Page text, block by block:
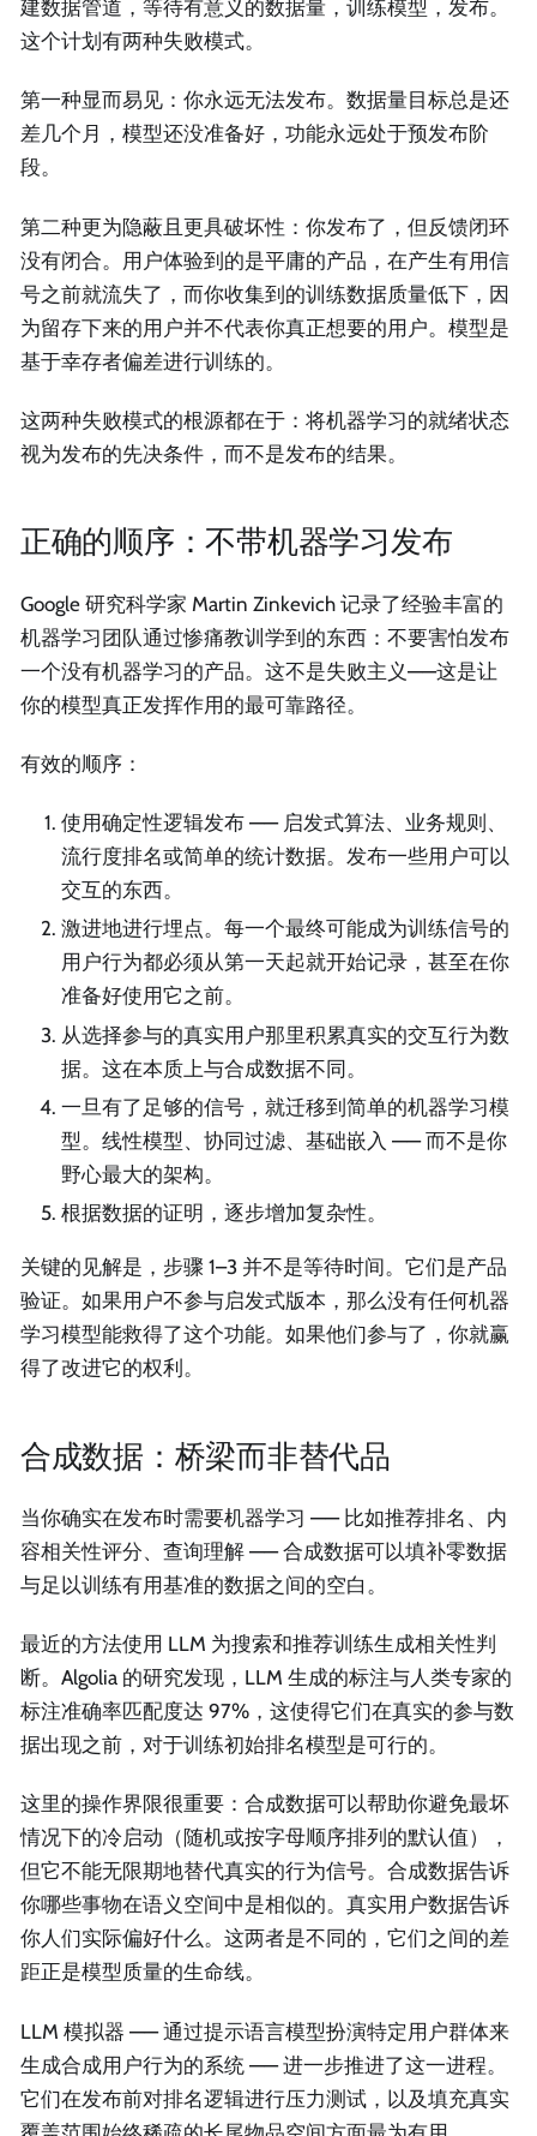
建数据管道，等待有意义的数据量，训练模型，发布。
这个计划有两种失败模式。
第一种显而易见：你永远无法发布。数据量目标总是还
差几个月，模型还没准备好，功能永远处于预发布阶
段。
第二种更为隐蔽且更具破坏性：你发布了，但反馈闭环
没有闭合。用户体验到的是平庸的产品，在产生有用信
号之前就流失了，而你收集到的训练数据质量低下，因
为留存下来的用户并不代表你真正想要的用户。模型是
基于幸存者偏差进行训练的。
这两种失败模式的根源都在于：将机器学习的就绪状态
视为发布的先决条件，而不是发布的结果。
正确的顺序：不带机器学习发布
Google 研究科学家 Martin Zinkevich 记录了经验丰富的
机器学习团队通过惨痛教训学到的东西：不要害怕发布
一个没有机器学习的产品。这不是失败主义——这是让
你的模型真正发挥作用的最可靠路径。
有效的顺序：
使用确定性逻辑发布 —— 启发式算法、业务规则、
流行度排名或简单的统计数据。发布一些用户可以
交互的东西。
激进地进行埋点。每一个最终可能成为训练信号的
用户行为都必须从第一天起就开始记录，甚至在你
准备好使用它之前。
从选择参与的真实用户那里积累真实的交互行为数
据。这在本质上与合成数据不同。
一旦有了足够的信号，就迁移到简单的机器学习模
型。线性模型、协同过滤、基础嵌入 —— 而不是你
野心最大的架构。
根据数据的证明，逐步增加复杂性。
关键的见解是，步骤 1–3 并不是等待时间。它们是产品
验证。如果用户不参与启发式版本，那么没有任何机器
学习模型能救得了这个功能。如果他们参与了，你就赢
得了改进它的权利。
合成数据：桥梁而非替代品
当你确实在发布时需要机器学习 —— 比如推荐排名、内
容相关性评分、查询理解 —— 合成数据可以填补零数据
与足以训练有用基准的数据之间的空白。
最近的方法使用 LLM 为搜索和推荐训练生成相关性判
断。Algolia 的研究发现，LLM 生成的标注与人类专家的
标注准确率匹配度达 97%，这使得它们在真实的参与数
据出现之前，对于训练初始排名模型是可行的。
这里的操作界限很重要：合成数据可以帮助你避免最坏
情况下的冷启动（随机或按字母顺序排列的默认值），
但它不能无限期地替代真实的行为信号。合成数据告诉
你哪些事物在语义空间中是相似的。真实用户数据告诉
你人们实际偏好什么。这两者是不同的，它们之间的差
距正是模型质量的生命线。
LLM 模拟器 —— 通过提示语言模型扮演特定用户群体来
生成合成用户行为的系统 —— 进一步推进了这一进程。
它们在发布前对排名逻辑进行压力测试，以及填充真实